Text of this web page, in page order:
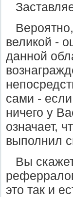
великой -
данной
сами -
ничего у
означает,
выполнил
Вы
это так и